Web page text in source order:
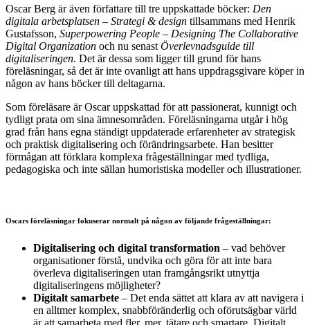
Oscar Berg är även författare till tre uppskattade böcker: Den
digitala arbetsplatsen – Strategi & design tillsammans med Henrik
Gustafsson, Superpowering People – Designing The Collaborative
Digital Organization och nu senast Överlevnadsguide till
digitaliseringen. Det är dessa som ligger till grund för hans
föreläsningar, så det är inte ovanligt att hans uppdragsgivare köper in
någon av hans böcker till deltagarna.
Som föreläsare är Oscar uppskattad för att passionerat, kunnigt och
tydligt prata om sina ämnesområden. Föreläsningarna utgår i hög
grad från hans egna ständigt uppdaterade erfarenheter av strategisk
och praktisk digitalisering och förändringsarbete. Han besitter
förmågan att förklara komplexa frågeställningar med tydliga,
pedagogiska och inte sällan humoristiska modeller och illustrationer.
Oscars föreläsningar fokuserar normalt på någon av följande frågeställningar:
Digitalisering och digital transformation – vad behöver
organisationer förstå, undvika och göra för att inte bara
överleva digitaliseringen utan framgångsrikt utnyttja
digitaliseringens möjligheter?
Digitalt samarbete – Det enda sättet att klara av att navigera i
en alltmer komplex, snabbföränderlig och oförutsägbar värld
är att samarbeta med fler, mer, tätare och smartare. Digitalt.